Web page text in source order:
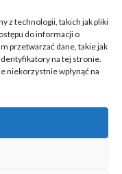
z technologii, takich jak pliki
do informacji o
przetwarzać dane, takie jak
na tej stronie.
niekorzystnie wpłynąć na